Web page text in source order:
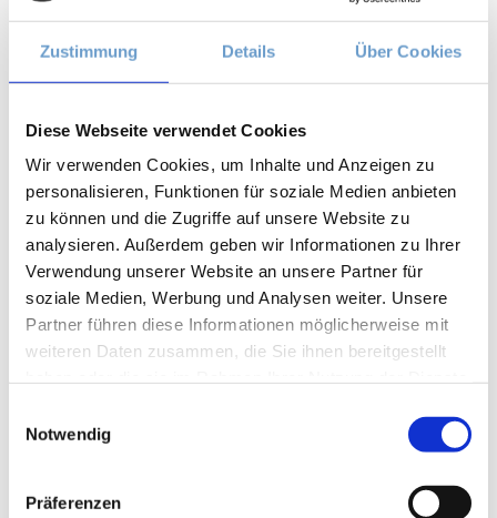
Zustimmung Details Über Cookies
Diese Webseite verwendet Cookies
Wir verwenden Cookies, um Inhalte und Anzeigen zu
personalisieren, Funktionen für soziale Medien anbieten
zu können und die Zugriffe auf unsere Website zu
analysieren. Außerdem geben wir Informationen zu Ihrer
Verwendung unserer Website an unsere Partner für
soziale Medien, Werbung und Analysen weiter. Unsere
Partner führen diese Informationen möglicherweise mit
weiteren Daten zusammen, die Sie ihnen bereitgestellt
Notwendig
Präferenzen
Autonomes Nervensystem
Beinpflege(1)
Berührung(1)
Besinnlichkeit(1)
Bewusstheit(1)
Bewusstsein (2)
Beziehung(5)
Bhagavad Gita(2)
Blut (1)
Body-Positivity(3)
Chakra(6)